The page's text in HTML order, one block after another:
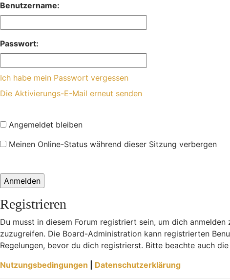
Benutzername:
Passwort:
Ich habe mein Passwort vergessen
Die Aktivierungs-E-Mail erneut senden
Angemeldet bleiben
Meinen Online-Status während dieser Sitzung verbergen
Registrieren
Du musst in diesem Forum registriert sein, um dich
zuzugreifen. Die Board-Administration kann registrierten
Regelungen, bevor du dich registrierst. Bitte beachte auch
Nutzungsbedingungen
Datenschutzerklärung